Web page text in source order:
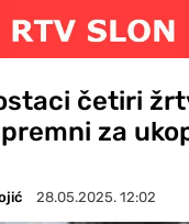
četiri
za
28.05.2025. 12:02